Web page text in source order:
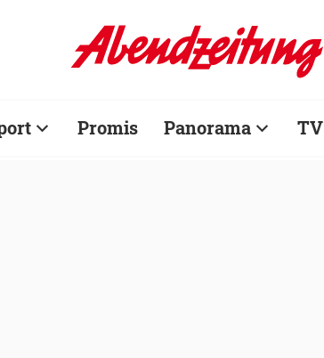
Promis Panorama TV